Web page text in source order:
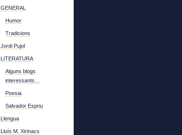
GENERAL
Humor
Tradicions
Jordi Pujol
LITERATURA
Alguns blogs
interessants…
Poesia
Salvador Espriu
Llengua
Lluís M. Xirinacs